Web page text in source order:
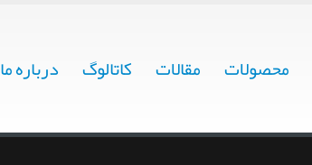
محصولات مقالات کاتالوگ درباره ما